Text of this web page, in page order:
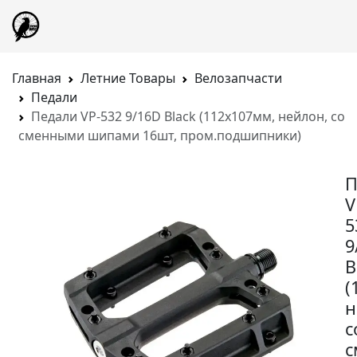
Главная Летние Товары
Велозапчасти
Педали
Педали VP-532 9/16D Black (112х107мм, нейлон, со
сменными шипами 16шт, пром.подшипники)